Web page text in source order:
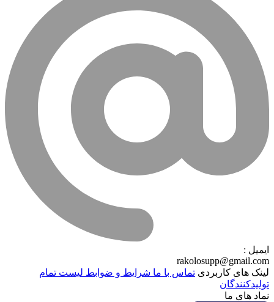
ایمیل :
rakolosupp@gmail.com
لینک های کاربردی تماس با ماشرایط و ضوابطلیست تمام
تولیدکنندگان
نماد های ما